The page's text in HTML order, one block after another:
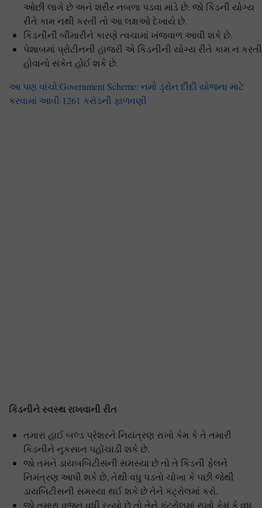
ઓછી લાગે છે અને શરીર નબળા પડવા માંડે છે. જો કિડની યોગ્ય
રીતે કામ નથી કરતી તો આ લક્ષઓ દેખાયે છે.
કિડનીની બીમારીને કારણે ત્વચામાં ખંજવાળ આવી શકે છે.
પેશાબમાં પ્રોટીનની હાજરી એ કિડનીની યોગ્ય રીતે કામ ન કરતી
હોવાનો સંકેત હોઈ શકે છે.
આ પણ વાંચો:Government Scheme: નમો ડ્રોન દીદી યોજના માટે
કરવામાં આવી 1261 કરોડની ફાળવણી
કિડનીને સ્વસ્થ રાખવાની રીત
તમારા હાઈ બલ્ડ પ્રેશરને નિયંત્રણ રાખો કેમ કે તે તમારી
કિડનીને નુકસાન પહોંચાડી શકે છે.
જો તમને ડાયબબિટીસની સમસ્યા છે તો તે કિડની ફેલને
નિમંત્રણ આપી શકે છે, તેથી વધુ પડતો ચોખા કે પછી જેથી
ડાયબિટીસની સમસ્યા થઈ શકે છે તેને કંટ્રોલમાં કરો.
જો તમારા વજન વધી રહ્યો છે તો તેને કંટ્રોલમાં રાખો કેમં કે વધુ